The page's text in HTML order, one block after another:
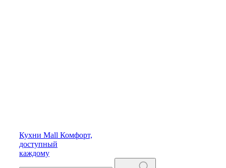
Кухни Mall Комфорт,
доступный
каждому